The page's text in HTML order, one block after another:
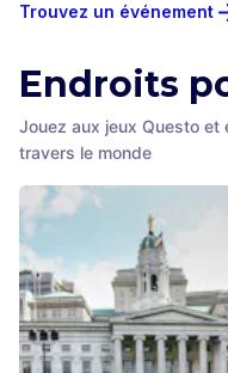
Trouvez un événement
Endroits
Jouez aux jeux Questo
travers le monde